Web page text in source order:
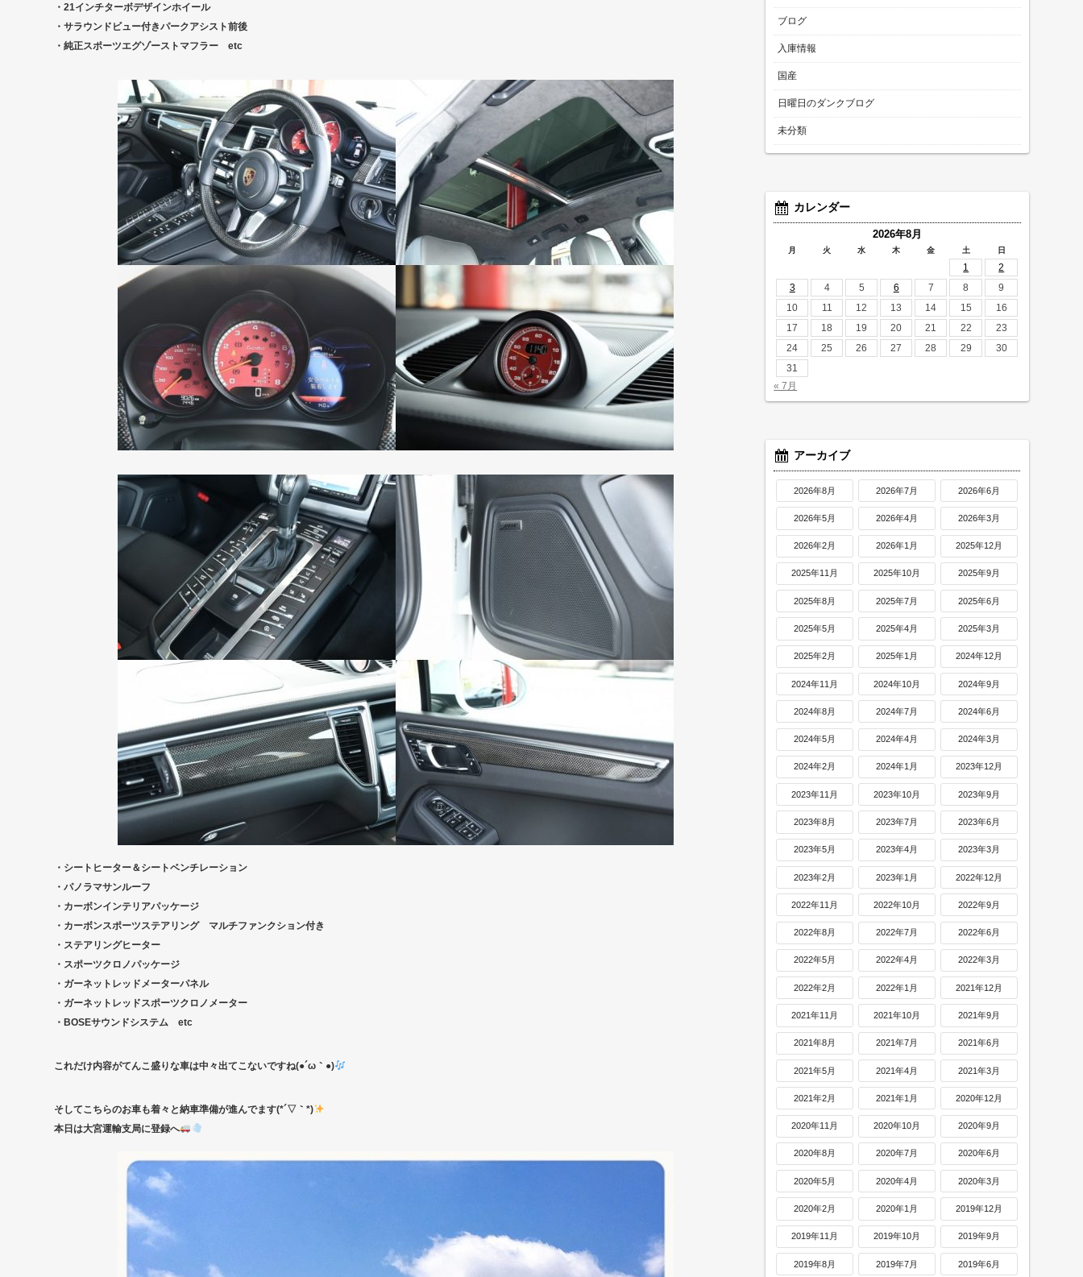
・21インチターボデザインホイール
・サラウンドビュー付きパークアシスト前後
・純正スポーツエグゾーストマフラー etc
・シートヒーター＆シートベンチレーション
・パノラマサンルーフ
・カーボンインテリアパッケージ
・カーボンスポーツステアリング マルチファンクション付き
・ステアリングヒーター
・スポーツクロノパッケージ
・ガーネットレッドメーターパネル
・ガーネットレッドスポーツクロノメーター
・BOSEサウンドシステム etc
これだけ内容がてんこ盛りな車は中々出てこないですね(●´ω｀●)
そしてこちらのお車も着々と納車準備が進んでます(*´▽｀*)
本日は大宮運輸支局に登録へ
ブログ
入庫情報
国産
日曜日のダンクブログ
未分類
カレンダー
2026年8月
月 火 水 木 金 土 日
1
2
3
4 5 6 7 8
9
10
11 12 13 14 15
16
17
18 19 20 21 22
23
24
25 26 27 28 29
30
31
« 7月
アーカイブ
2026年8月 2026年7月 2026年6月
2026年5月 2026年4月 2026年3月
2026年2月 2026年1月 2025年12月
2025年11月 2025年10月 2025年9月
2025年8月 2025年7月 2025年6月
2025年5月 2025年4月 2025年3月
2025年2月 2025年1月 2024年12月
2024年11月 2024年10月 2024年9月
2024年8月 2024年7月 2024年6月
2024年5月 2024年4月 2024年3月
2024年2月 2024年1月 2023年12月
2023年11月 2023年10月 2023年9月
2023年8月 2023年7月 2023年6月
2023年5月 2023年4月 2023年3月
2023年2月 2023年1月 2022年12月
2022年11月 2022年10月 2022年9月
2022年8月 2022年7月 2022年6月
2022年5月 2022年4月 2022年3月
2022年2月 2022年1月 2021年12月
2021年11月 2021年10月 2021年9月
2021年8月 2021年7月 2021年6月
2021年5月 2021年4月 2021年3月
2021年2月 2021年1月 2020年12月
2020年11月 2020年10月 2020年9月
2020年8月 2020年7月 2020年6月
2020年5月 2020年4月 2020年3月
2020年2月 2020年1月 2019年12月
2019年11月 2019年10月 2019年9月
2019年8月 2019年7月 2019年6月